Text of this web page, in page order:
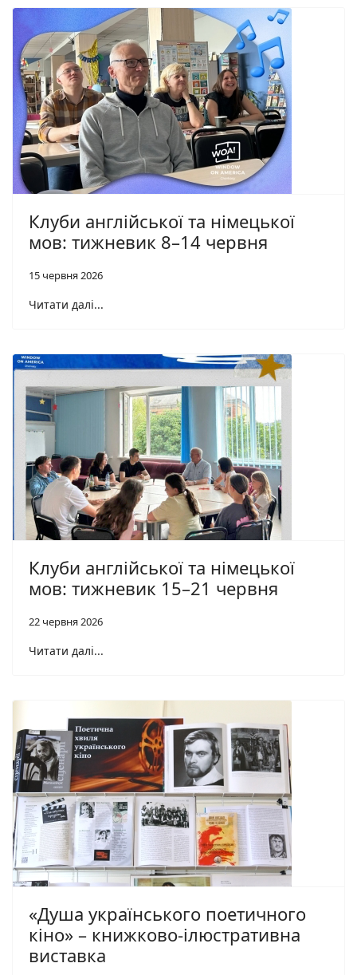
Клуби англійської та німецької
мов: тижневик 8–14 червня
15 червня 2026
Читати далі...
Клуби англійської та німецької
мов: тижневик 15–21 червня
22 червня 2026
Читати далі...
«Душа українського поетичного
кіно» – книжково-ілюстративна
виставка